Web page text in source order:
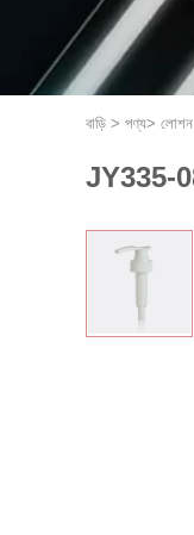
বাড়ি > পণ্য> লোশন
JY335-08